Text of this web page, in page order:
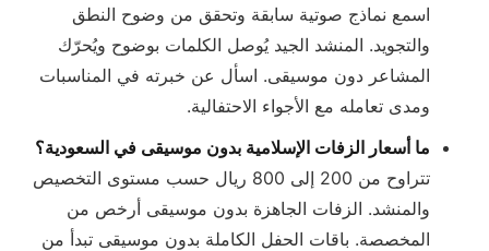
اسمع نماذج صوتية سابقة وتحقق من وضوح النطق
والتجويد. المنشد الجيد يُوصل الكلمات بوضوح ويُحرّك
المشاعر دون موسيقى. اسأل عن خبرته في المناسبات
ومدى تعامله مع الأجواء الاحتفالية.
ما أسعار الزفات الإسلامية بدون موسيقى في السعودية؟
تتراوح من 200 إلى 800 ريال حسب مستوى التخصيص
والمنشد. الزفات الجاهزة بدون موسيقى أرخص من
المخصصة. باقات الحفل الكاملة بدون موسيقى تبدأ من